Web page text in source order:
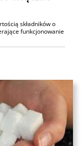
składników o
funkcjonowanie